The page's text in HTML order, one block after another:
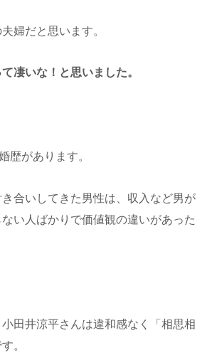
婦だと思います。
凄いな！と思いました。
歴があります。
合いしてきた男性は、収入など男が
ない人ばかりで価値観の違いがあった
田井涼平さんは違和感なく「相思相
。